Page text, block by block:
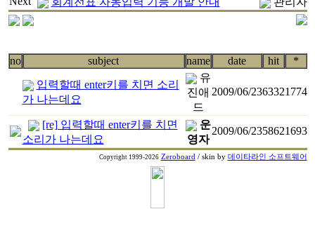
no subject name date hit
*
입력할때 enter키를 치면 소리
가 나는데요
유
진애
드
2009/06/2363321774
[re] 입력할때 enter키를 치면
소리가 나는데요
운
영자
2009/06/2358621693
Copyright 1999-2026 Zeroboard / skin by 데이타라인 소프트웨어